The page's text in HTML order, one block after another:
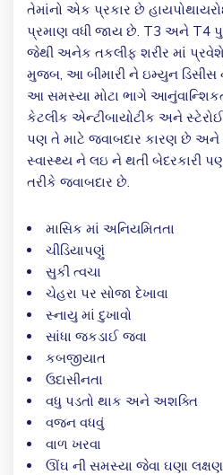
તેમાંનો એક પ્રકાર છે
પ્રમાણ વધી જાય છે. T3 અને T4
જેથી અનેક તકલીફ શરીર માં
મુજબ, આ બીમારી ને ઇમ્યુન ડિસીસ
આ સમસ્યા મોટા ભાગે
કેટલીક એન્ટીબાયોટીક અને
પણ તે માટે જવાબદાર કારણ છે અને
સ્વાસ્થ્ય ને લઇ ને થતી બેદરકારી
તરીકે જવાબદાર છે.
માસિક માં અનિયમિતતા
ચીડિયાપણું
સુકી ત્વચા
ચેહરા પર સોજા દેખાવા
સ્નાયુ માં દુખાવો
સાંધા જકડાઈ જવા
કબજીયાત
ઉદાસીનતા
વધુ પડતો થાક અને અશક્તિ
વજન વધવું
વાળ ખરવા
ઊંઘ ની સમસ્યા જેવા ઘણા લક્ષણ